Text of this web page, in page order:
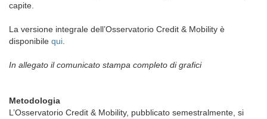
capite.
La versione integrale dell’Osservatorio Credit & Mobility è
disponibile qui
In allegato il comunicato stampa completo di grafici
Metodologia
L’Osservatorio Credit & Mobility, pubblicato semestralmente, si